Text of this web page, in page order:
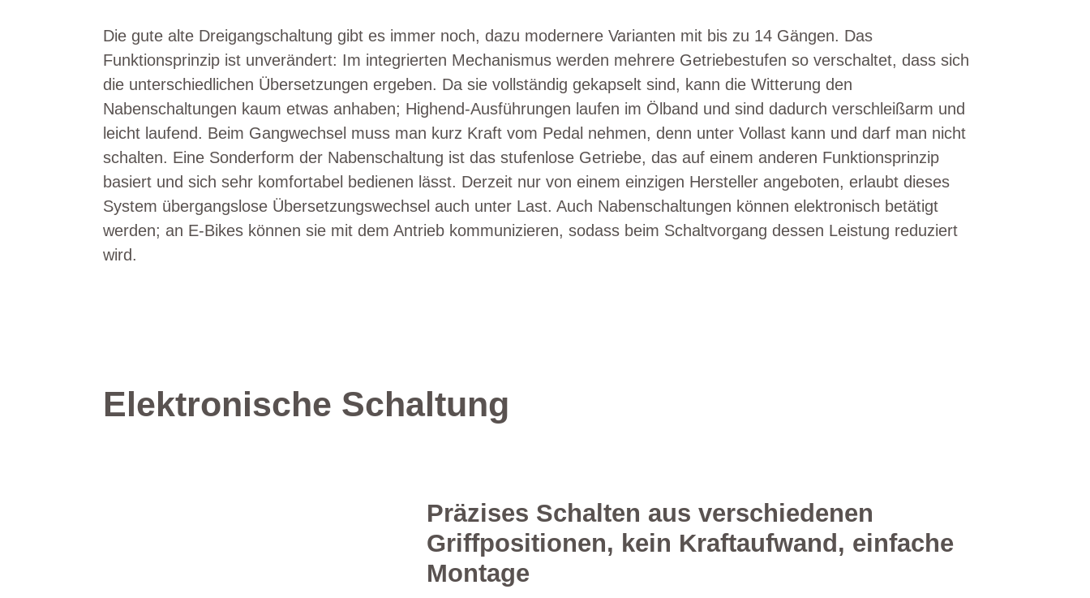
Die gute alte Dreigangschaltung gibt es immer noch, dazu modernere Varianten mit bis zu 14 Gängen. Das
Funktionsprinzip ist unverändert: Im integrierten Mechanismus werden mehrere Getriebestufen so verschaltet, dass sich
die unterschiedlichen Übersetzungen ergeben. Da sie vollständig gekapselt sind, kann die Witterung den
Nabenschaltungen kaum etwas anhaben; Highend-Ausführungen laufen im Ölband und sind dadurch verschleißarm und
leicht laufend. Beim Gangwechsel muss man kurz Kraft vom Pedal nehmen, denn unter Vollast kann und darf man nicht
schalten. Eine Sonderform der Nabenschaltung ist das stufenlose Getriebe, das auf einem anderen Funktionsprinzip
basiert und sich sehr komfortabel bedienen lässt. Derzeit nur von einem einzigen Hersteller angeboten, erlaubt dieses
System übergangslose Übersetzungswechsel auch unter Last. Auch Nabenschaltungen können elektronisch betätigt
werden; an E-Bikes können sie mit dem Antrieb kommunizieren, sodass beim Schaltvorgang dessen Leistung reduziert
wird.
Elektronische Schaltung
Präzises Schalten aus verschiedenen
Griffpositionen, kein Kraftaufwand, einfache
Montage